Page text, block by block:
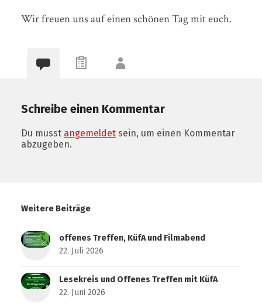
Wir freuen uns auf einen schönen Tag mit euch.
Schreibe einen Kommentar
Du musst angemeldetsein, um einen Kommentar
abzugeben.
Weitere Beiträge
offenes Treffen, KüfA und Filmabend
22. Juli 2026
Lesekreis und Offenes Treffen mit KüfA
22. Juni 2026